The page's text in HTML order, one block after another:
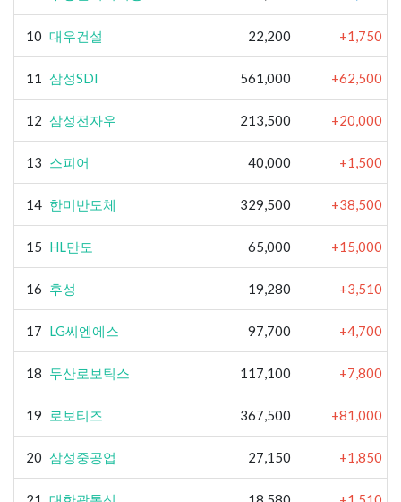
10 대우건설 22,200 +1,750
11 삼성SDI 561,000 +62,500
12 삼성전자우 213,500 +20,000
13 스피어 40,000 +1,500
14 한미반도체 329,500 +38,500
15 HL만도 65,000 +15,000
16 후성 19,280 +3,510
17 LG씨엔에스 97,700 +4,700
18 두산로보틱스 117,100 +7,800
19 로보티즈 367,500 +81,000
20 삼성중공업 27,150 +1,850